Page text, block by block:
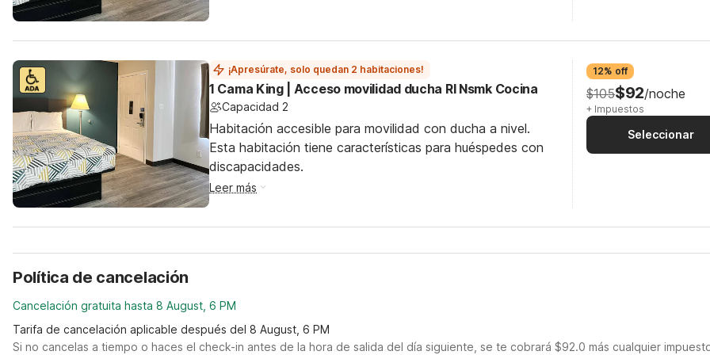
¡Apresúrate, solo quedan 2 habitaciones!
1 Cama King | Acceso movilidad ducha RI Nsmk Cocina
Capacidad 2
Habitación accesible para movilidad con ducha a nivel.
Esta habitación tiene características para huéspedes con
discapacidades.
Leer más
12% off
$105$92/noche
+ Impuestos
Seleccionar
Política de cancelación
Cancelación gratuita hasta 8 August, 6 PM
Tarifa de cancelación aplicable después del 8 August, 6 PM
Si no cancelas a tiempo o haces el check-in antes de la hora de salida del día siguiente, se te cobrará $92.0 más cualquier